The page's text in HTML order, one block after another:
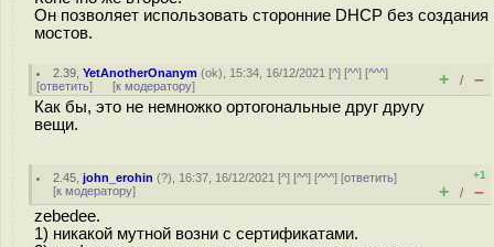
Он позволяет использовать сторонние DHCP без создания
мостов.
2.39 ,YetAnotherOnanym (ok), 15:34, 16/12/2021 [^] [^^] [^^^]
[ответить] [к модератору] + / –
Как бы, это не немножко ортогональные друг другу
вещи.
2.45 ,john_erohin (?), 16:37, 16/12/2021 [^] [^^] [^^^] [ответить]
[к модератору]
+1
+ / –
zebedee.
1) никакой мутной возни с сертификатами.